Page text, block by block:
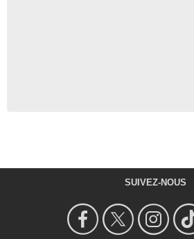
SUIVEZ-NOUS